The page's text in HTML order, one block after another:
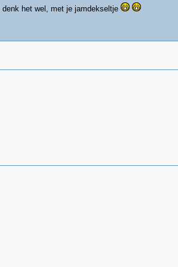
het wel, met je jamdekseltje